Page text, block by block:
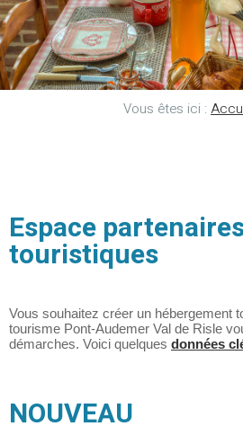
Vous êtes ici :
Espace
touristiques
Vous souhaitez créer un hébergement
tourisme Pont-Audemer Val de Risle
démarches. Voici quelques données
NOUVEAU